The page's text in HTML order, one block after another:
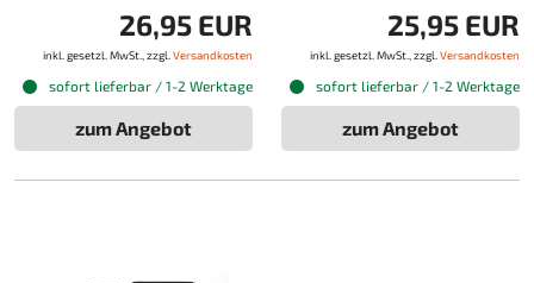
26,95 EUR
inkl. gesetzl. MwSt., zzgl. Versandkosten
sofort lieferbar / 1-2 Werktage
zum Angebot
25,95 EUR
inkl. gesetzl. MwSt., zzgl. Versandkosten
sofort lieferbar / 1-2 Werktage
zum Angebot